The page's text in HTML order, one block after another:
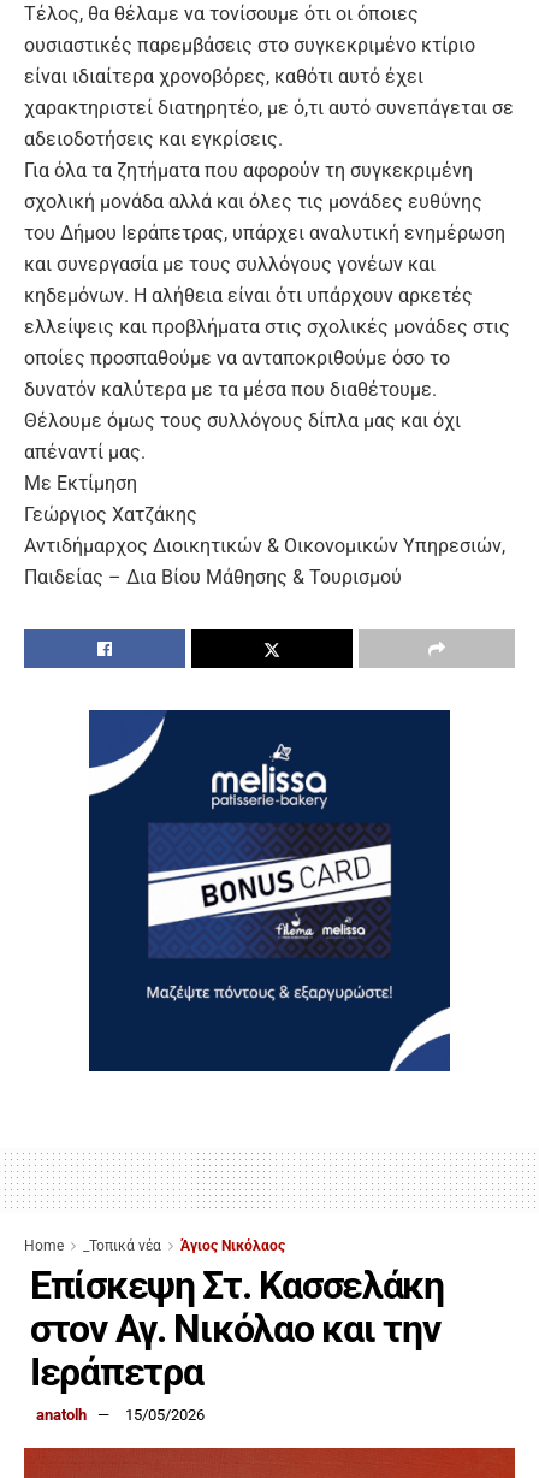
Τέλος, θα θέλαμε να τονίσουμε ότι οι όποιες
ουσιαστικές παρεμβάσεις στο συγκεκριμένο κτίριο
είναι ιδιαίτερα χρονοβόρες, καθότι αυτό έχει
χαρακτηριστεί διατηρητέο, με ό,τι αυτό συνεπάγεται σε
αδειοδοτήσεις και εγκρίσεις.
Για όλα τα ζητήματα που αφορούν τη συγκεκριμένη
σχολική μονάδα αλλά και όλες τις μονάδες ευθύνης
του Δήμου Ιεράπετρας, υπάρχει αναλυτική ενημέρωση
και συνεργασία με τους συλλόγους γονέων και
κηδεμόνων. Η αλήθεια είναι ότι υπάρχουν αρκετές
ελλείψεις και προβλήματα στις σχολικές μονάδες στις
οποίες προσπαθούμε να ανταποκριθούμε όσο το
δυνατόν καλύτερα με τα μέσα που διαθέτουμε.
Θέλουμε όμως τους συλλόγους δίπλα μας και όχι
απέναντί μας.
Με Εκτίμηση
Γεώργιος Χατζάκης
Αντιδήμαρχος Διοικητικών & Οικονομικών Υπηρεσιών,
Παιδείας – Δια Βίου Μάθησης & Τουρισμού
Home _Τοπικά νέα Άγιος Νικόλαος
Επίσκεψη Στ. Κασσελάκη
στον Αγ. Νικόλαο και την
Ιεράπετρα
anatolh 15/05/2026